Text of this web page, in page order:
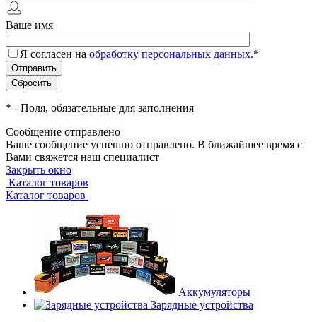
Ваше имя
Я согласен на обработку персональных данных.*
* - Поля, обязательные для заполнения
Сообщение отправлено
Ваше сообщение успешно отправлено. В ближайшее время с
Вами свяжется наш специалист
Закрыть окно
Каталог товаров
Каталог товаров
Аккумуляторы
Зарядные устройства